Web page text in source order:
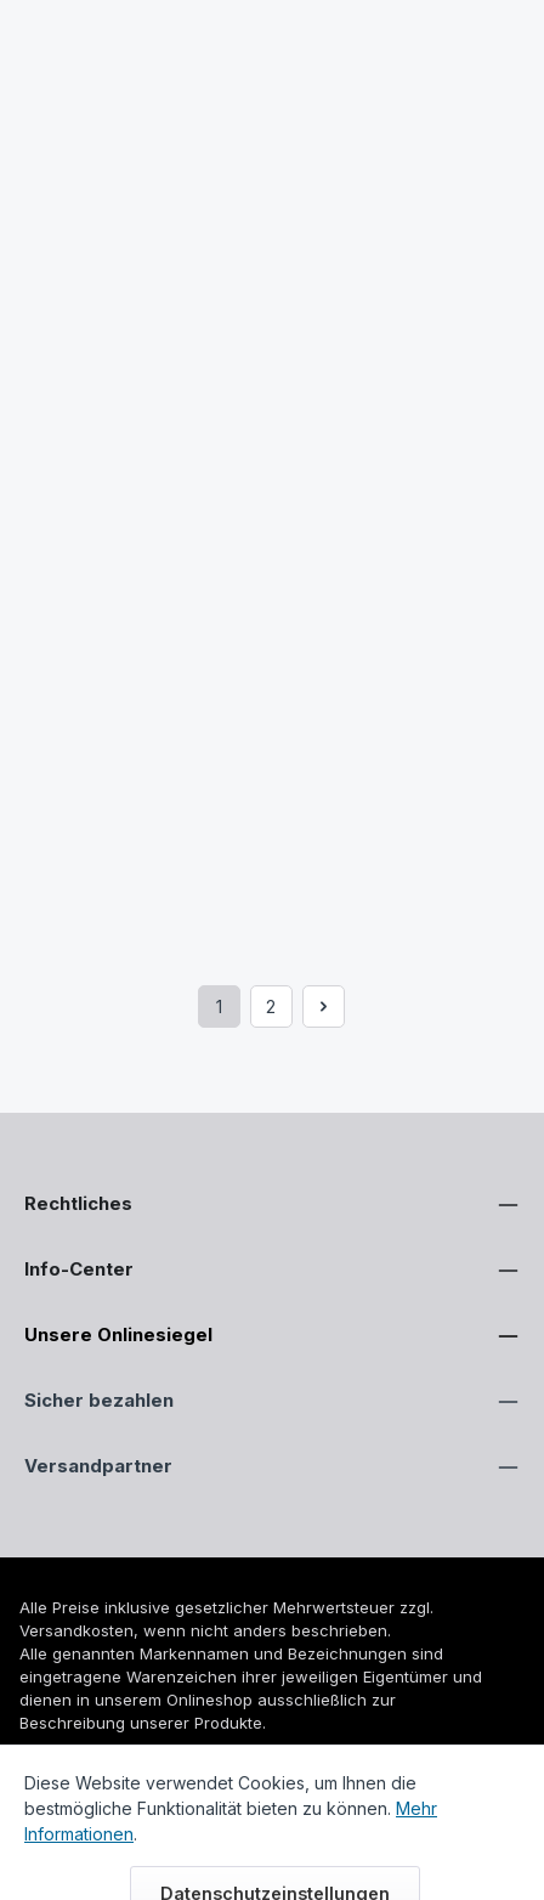
Seite
1
Seite
2
Rechtliches
Info-Center
Unsere Onlinesiegel
Sicher bezahlen
Versandpartner
Alle Preise inklusive gesetzlicher Mehrwertsteuer zzgl.
Versandkosten, wenn nicht anders beschrieben.
Alle genannten Markennamen und Bezeichnungen sind
eingetragene Warenzeichen ihrer jeweiligen Eigentümer und
dienen in unserem Onlineshop ausschließlich zur
Beschreibung unserer Produkte.
© 2026 WUH24.de - Weigel und Unger Heizungs- und
Sanitärtechnik GmbH
Diese Website verwendet Cookies, um Ihnen die
bestmögliche Funktionalität bieten zu können. Mehr
Informationen.
Datenschutzeinstellungen